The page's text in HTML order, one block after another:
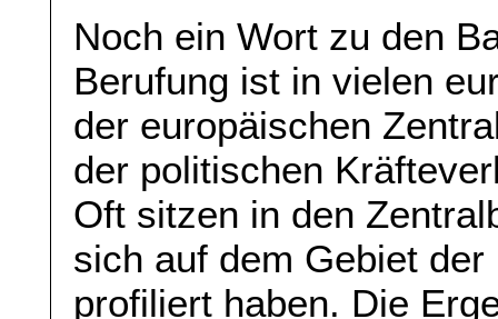
Noch ein Wort zu den
Berufung ist in vielen
der europäischen
der politischen
Oft sitzen in den
sich auf dem Gebiet
profiliert haben. Die